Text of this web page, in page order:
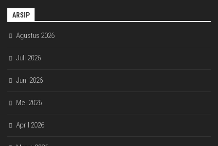
ARSIP
Agustus 2026
Juli 2026
Juni 2026
Mei 2026
April 2026